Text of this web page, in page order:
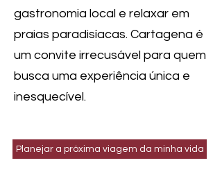
gastronomia local e relaxar em
praias paradisíacas. Cartagena é
um convite irrecusável para quem
busca uma experiência única e
inesquecível.
Planejar a próxima viagem da minha vida